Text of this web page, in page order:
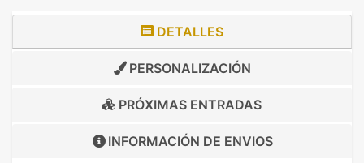
DETALLES
PERSONALIZACIÓN
PRÓXIMAS ENTRADAS
INFORMACIÓN DE ENVIOS